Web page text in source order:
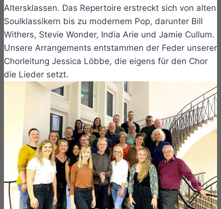
Altersklassen. Das Repertoire erstreckt sich von alten
Soulklassikern bis zu modernem Pop, darunter Bill
Withers, Stevie Wonder, India Arie und Jamie Cullum.
Unsere Arrangements entstammen der Feder unserer
Chorleitung Jessica Löbbe, die eigens für den Chor
die Lieder setzt.